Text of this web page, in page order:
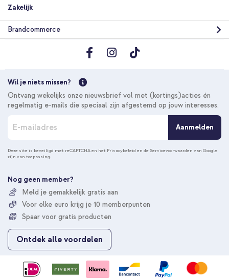
€ 32,98
Gratis verzending € 31,18
Gratis
verzending
Zakelijk
Brandcommerce
Wil je niets missen?
Ontvang wekelijks onze nieuwsbrief vol met (kortings)acties én
regelmatig e-mails die speciaal zijn afgestemd op jouw interesses.
n
n
e
u
o
p
z
Aanmelden
Deze site is beveiligd met reCAPTCHA en het Privacybeleid en de Servicevoorwaarden van Google
zijn van toepassing.
Nog geen member?
Meld je gemakkelijk gratis aan
Voor elke euro krijg je 10 memberpunten
Spaar voor gratis producten
Ontdek alle voordelen